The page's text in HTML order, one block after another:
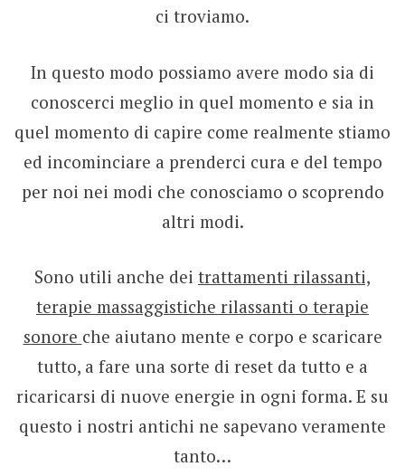
ci troviamo.
In questo modo possiamo avere modo sia di
conoscerci meglio in quel momento e sia in
quel momento di capire come realmente stiamo
ed incominciare a prenderci cura e del tempo
per noi nei modi che conosciamo o scoprendo
altri modi.
Sono utili anche dei trattamenti rilassanti,
terapie massaggistiche rilassanti o terapie
sonore che aiutano mente e corpo e scaricare
tutto, a fare una sorte di reset da tutto e a
ricaricarsi di nuove energie in ogni forma. E su
questo i nostri antichi ne sapevano veramente
tanto…